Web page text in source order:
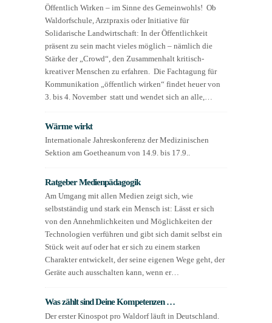
Öffentlich Wirken – im Sinne des Gemeinwohls! Ob
Waldorfschule, Arztpraxis oder Initiative für
Solidarische Landwirtschaft: In der Öffentlichkeit
präsent zu sein macht vieles möglich – nämlich die
Stärke der „Crowd“, den Zusammenhalt kritisch-
kreativer Menschen zu erfahren. Die Fachtagung für
Kommunikation „öffentlich wirken“ findet heuer von
3. bis 4. November statt und wendet sich an alle,…
Wärme wirkt
Internationale Jahreskonferenz der Medizinischen
Sektion am Goetheanum von 14.9. bis 17.9..
Ratgeber Medienpädagogik
Am Umgang mit allen Medien zeigt sich, wie
selbstständig und stark ein Mensch ist: Lässt er sich
von den Annehmlichkeiten und Möglichkeiten der
Technologien verführen und gibt sich damit selbst ein
Stück weit auf oder hat er sich zu einem starken
Charakter entwickelt, der seine eigenen Wege geht, der
Geräte auch ausschalten kann, wenn er…
Was zählt sind Deine Kompetenzen …
Der erster Kinospot pro Waldorf läuft in Deutschland.